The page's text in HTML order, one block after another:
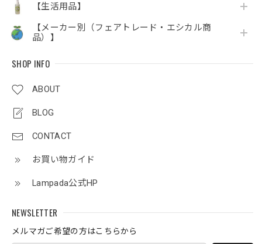
【生活用品】
【メーカー別（フェアトレード・エシカル商
品）】
SHOP INFO
ABOUT
BLOG
CONTACT
お買い物ガイド
Lampada公式HP
NEWSLETTER
メルマガご希望の方はこちらから